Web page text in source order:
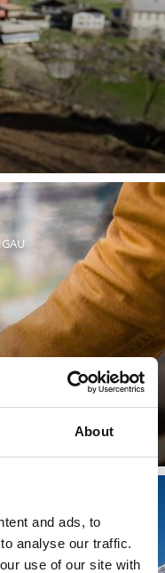
About
and ads, to
analyse our traffic.
use of our site with